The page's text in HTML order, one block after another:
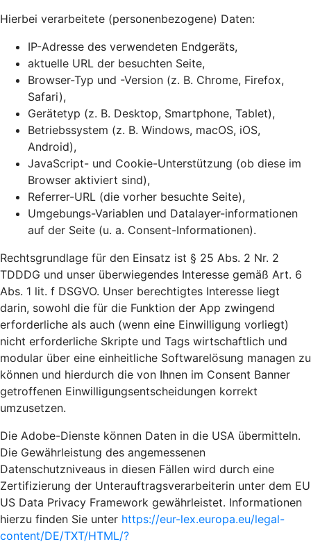
Hierbei verarbeitete (personenbezogene) Daten:
IP-Adresse des verwendeten Endgeräts,
aktuelle URL der besuchten Seite,
Browser-Typ und -Version (z. B. Chrome, Firefox,
Safari),
Gerätetyp (z. B. Desktop, Smartphone, Tablet),
Betriebssystem (z. B. Windows, macOS, iOS,
Android),
JavaScript- und Cookie-Unterstützung (ob diese im
Browser aktiviert sind),
Referrer-URL (die vorher besuchte Seite),
Umgebungs-Variablen und Datalayer-informationen
auf der Seite (u. a. Consent-Informationen).
Rechtsgrundlage für den Einsatz ist § 25 Abs. 2 Nr. 2
TDDDG und unser überwiegendes Interesse gemäß Art. 6
Abs. 1 lit. f DSGVO. Unser berechtigtes Interesse liegt
darin, sowohl die für die Funktion der App zwingend
erforderliche als auch (wenn eine Einwilligung vorliegt)
nicht erforderliche Skripte und Tags wirtschaftlich und
modular über eine einheitliche Softwarelösung managen zu
können und hierdurch die von Ihnen im Consent Banner
getroffenen Einwilligungsentscheidungen korrekt
umzusetzen.
Die Adobe-Dienste können Daten in die USA übermitteln.
Die Gewährleistung des angemessenen
Datenschutzniveaus in diesen Fällen wird durch eine
Zertifizierung der Unterauftragsverarbeiterin unter dem EU
US Data Privacy Framework gewährleistet. Informationen
hierzu finden Sie unter https://eur-lex.europa.eu/legal-
content/DE/TXT/HTML/?